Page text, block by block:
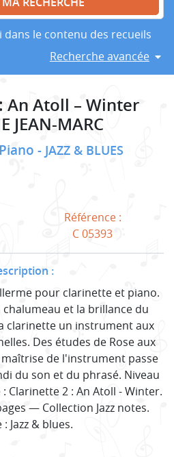
dans le contenu des recueils
Recherche avancée
An Atoll – Winter
JEAN-MARC
JAZZ & BLUES
Référence :
C 05393
:
pour clarinette et piano.
et la brillance du
clarinette un instrument aux
Des études de Rose aux
de l'instrument passe
du son et du phrasé. Niveau
Clarinette 2 : An Atoll - Winter.
— Collection Jazz notes.
: Jazz & blues.